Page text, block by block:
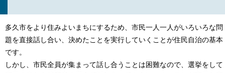
多久市をより住みよいまちにするため、市民一人一人がいろいろな問
題を直接話し合い、決めたことを実行していくことが住民自治の基本
です。
しかし、市民全員が集まって話し合うことは困難なので、選挙をして